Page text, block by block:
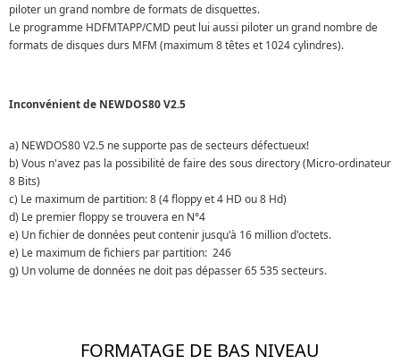
piloter un grand nombre de formats de disquettes.
Le programme HDFMTAPP/CMD peut lui aussi piloter un grand nombre de
formats de disques durs MFM (maximum 8 têtes et 1024 cylindres).
Inconvénient de NEWDOS80 V2.5
a) NEWDOS80 V2.5 ne supporte pas de secteurs défectueux!
b) Vous n'avez pas la possibilité de faire des sous directory (Micro-ordinateur
8 Bits)
c) Le maximum de partition: 8 (4 floppy et 4 HD ou 8 Hd)
d) Le premier floppy se trouvera en N°4
e) Un fichier de données peut contenir jusqu'à 16 million d'octets.
e) Le maximum de fichiers par partition: 246
g) Un volume de données ne doit pas dépasser 65 535 secteurs.
FORMATAGE DE BAS NIVEAU